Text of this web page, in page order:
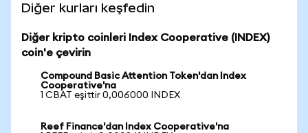
Diğer kurları keşfedin
Diğer kripto coinleri Index Cooperative (INDEX)
coin'e çevirin
Compound Basic Attention Token'dan Index
Cooperative'na
1 CBAT eşittir 0,006000 INDEX
Reef Finance'dan Index Cooperative'na